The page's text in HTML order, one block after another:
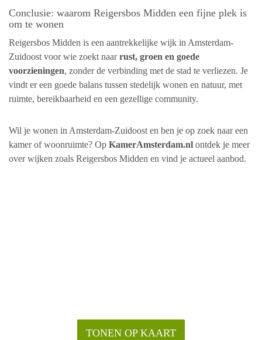
Conclusie: waarom Reigersbos Midden een fijne plek is
om te wonen
Reigersbos Midden is een aantrekkelijke wijk in Amsterdam-
Zuidoost voor wie zoekt naarrust, groen en goede
voorzieningen, zonder de verbinding met de stad te verliezen. Je
vindt er een goede balans tussen stedelijk wonen en natuur, met
ruimte, bereikbaarheid en een gezellige community.
Wil je wonen in Amsterdam-Zuidoost en ben je op zoek naar een
kamer of woonruimte? Op KamerAmsterdam.nl ontdek je meer
over wijken zoals Reigersbos Midden en vind je actueel aanbod.
TONEN OP KAART